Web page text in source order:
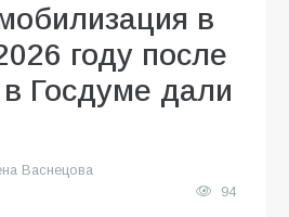
в
году после
Госдуме дали
Васнецова
94